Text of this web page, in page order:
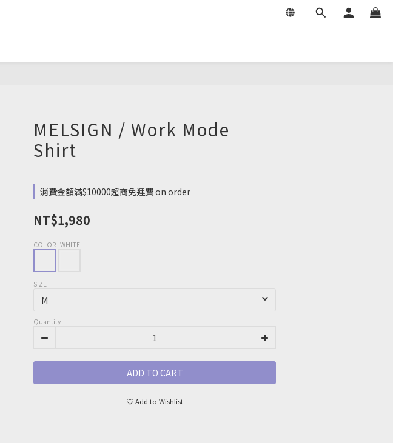
MELSIGN / Work Mode
Shirt
消費金額滿$10000超商免運費 on order
NT$1,980
COLOR : WHITE
SIZE
Quantity
ADD TO CART
Add to Wishlist